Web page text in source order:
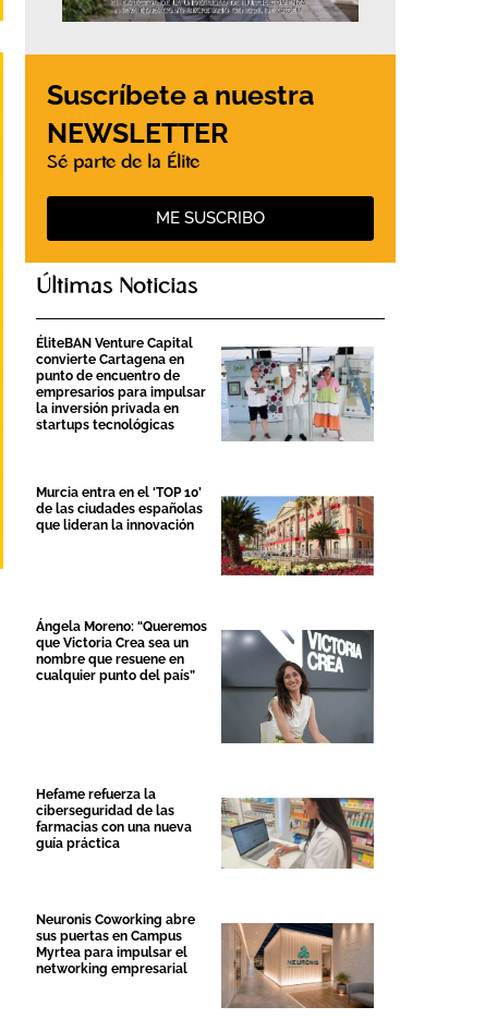
Suscríbete a nuestra
NEWSLETTER
Sé parte de la Élite
ME SUSCRIBO
Últimas Noticias
ÉliteBAN Venture Capital
convierte Cartagena en
punto de encuentro de
empresarios para impulsar
la inversión privada en
startups tecnológicas
Murcia entra en el ‘TOP 10’
de las ciudades españolas
que lideran la innovación
Ángela Moreno: “Queremos
que Victoria Crea sea un
nombre que resuene en
cualquier punto del país”
Hefame refuerza la
ciberseguridad de las
farmacias con una nueva
guía práctica
Neuronis Coworking abre
sus puertas en Campus
Myrtea para impulsar el
networking empresarial